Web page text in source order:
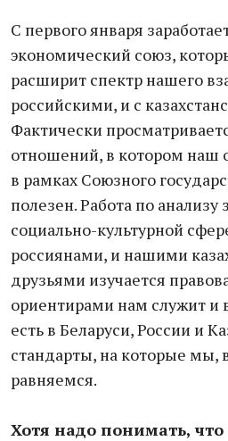
С первого января
экономический союз,
расширит спектр нашего
российскими, и с
Фактически
отношений, в котором наш
в рамках Союзного
полезен. Работа по анализу
социально-культурной
россиянами, и нашими
друзьями изучается
ориентирами нам служит и
есть в Беларуси, России и
стандарты, на которые мы,
равняемся.
Хотя надо понимать,